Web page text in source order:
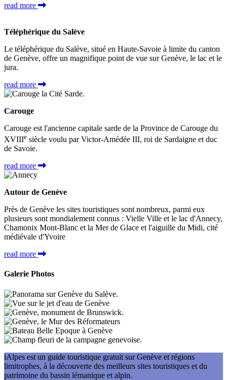
read more
Téléphérique du Salève
Le téléphérique du Salève, situé en Haute-Savoie à limite du canton
de Genève, offre un magnifique point de vue sur Genève, le lac et le
jura.
read more
Carouge
Carouge est l'ancienne capitale sarde de la Province de Carouge du
XVIIIe siècle voulu par Victor-Amédée III, roi de Sardaigne et duc
de Savoie.
read more
Autour de Genève
Près de Genève les sites touristiques sont nombreux, parmi eux
plusieurs sont mondialement connus : Vielle Ville et le lac d'Annecy,
Chamonix Mont-Blanc et la Mer de Glace et l'aiguille du Midi, cité
médiévale d'Yvoire
read more
Galerie Photos
iAlpes est un guide touristique gratuit sur Genève et régions
limitrophes, à la découverte des meilleurs sites touristiques et du
patrimoine du bassin lémanique et alpin.